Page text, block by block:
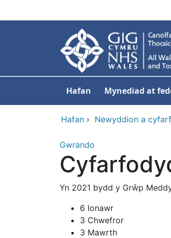
Hafan Mynediad at
Hafan › Newyddion a
Gwrando
Yn 2021 bydd y Grŵp
6 Ionawr
3 Chwefror
3 Mawrth